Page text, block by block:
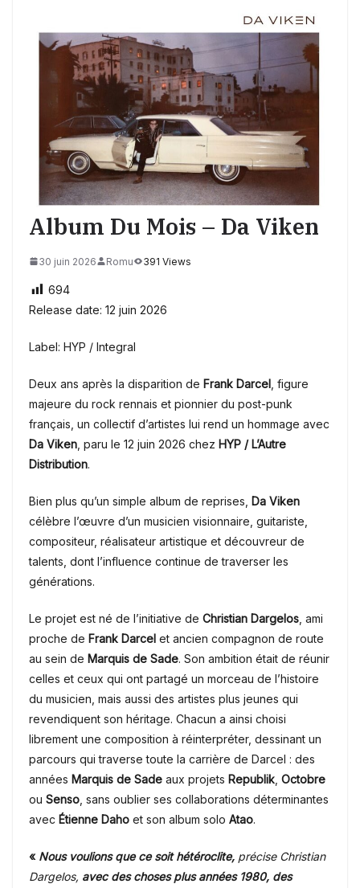
Album Du Mois – Da Viken
30 juin 2026 Romu 391 Views
694
Release date: 12 juin 2026
Label: HYP / Integral
Deux ans après la disparition de Frank Darcel , figure
majeure du rock rennais et pionnier du post-punk
français, un collectif d’artistes lui rend un hommage avec
Da Viken , paru le 12 juin 2026 chez HYP / L’Autre
Distribution.
Bien plus qu’un simple album de reprises, Da Viken
célèbre l’œuvre d’un musicien visionnaire, guitariste,
compositeur, réalisateur artistique et découvreur de
talents, dont l’influence continue de traverser les
générations.
Le projet est né de l’initiative de Christian Dargelos , ami
proche de Frank Darcel et ancien compagnon de route
au sein de Marquis de Sade. Son ambition était de réunir
celles et ceux qui ont partagé un morceau de l’histoire
du musicien, mais aussi des artistes plus jeunes qui
revendiquent son héritage. Chacun a ainsi choisi
librement une composition à réinterpréter, dessinant un
parcours qui traverse toute la carrière de Darcel : des
années Marquis de Sade aux projets Republik Octobre
ou Senso , sans oublier ses collaborations déterminantes
avec Étienne Daho et son album solo Atao.
« Nous voulions que ce soit hétéroclite, précise Christian
Dargelos, avec des choses plus années 1980, des